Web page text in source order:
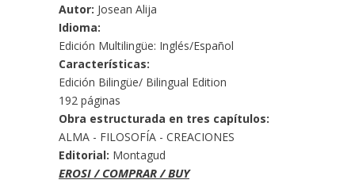
Autor: Josean Alija
Idioma:
Edición Multilingüe: Inglés/Español
Características:
Edición Bilingüe/ Bilingual Edition
192 páginas
Obra estructurada en tres capítulos:
ALMA - FILOSOFÍA - CREACIONES
Editorial: Montagud
EROSI / COMPRAR / BUY